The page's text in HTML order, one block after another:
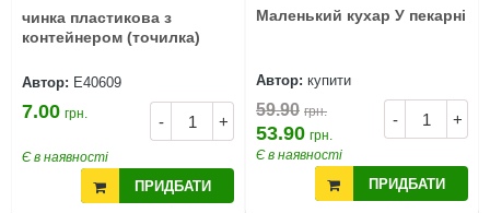
чинка пластикова з
контейнером (точилка)
Автор: Е40609
- +
7.00 грн.
Є в наявності
ПРИДБАТИ
Маленький кухар У пекарні
Автор: купити
- +
59.90 грн.
53.90 грн.
Є в наявності
ПРИДБАТИ